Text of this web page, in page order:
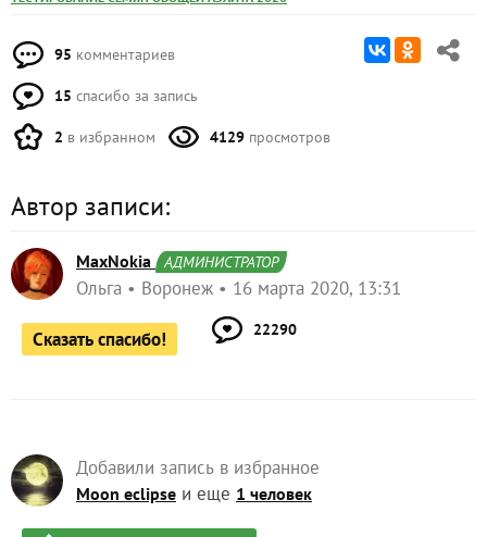
95 комментариев
15 спасибо за запись
2 в избранном 4129 просмотров
Автор записи:
MaxNokia АДМИНИСТРАТОР
Ольга Воронеж 16 марта 2020, 13:31
Сказать спасибо! 22290
Добавили запись в избранное
Moon eclipse и еще 1 человек